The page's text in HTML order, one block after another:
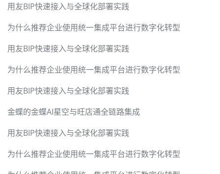
用友BIP快速接入与全球化部署实践
为什么推荐企业使用统一集成平台进行数字化转型
用友BIP快速接入与全球化部署实践
为什么推荐企业使用统一集成平台进行数字化转型
用友BIP快速接入与全球化部署实践
金蝶的金蝶AI星空与旺店通全链路集成
用友BIP快速接入与全球化部署实践
为什么推荐企业使用统一集成平台进行数字化转型